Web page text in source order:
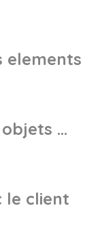
elements
objets …
le client